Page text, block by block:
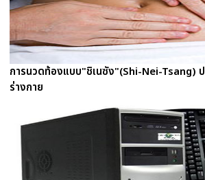
การนวดท้องแบบ"ชิเนซัง"(Shi-Nei-Tsang)
ร่างกาย